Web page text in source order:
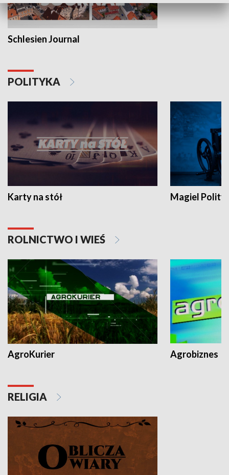
Schlesien Journal
POLITYKA
Karty na stół Magiel
ROLNICTWO I WIEŚ
AgroKurier Agrobiznes
RELIGIA